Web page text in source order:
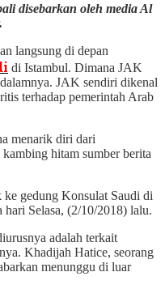
disebarkan oleh media Al
langsung di depan
di Istambul. Dimana JAK
JAK sendiri dikenal
terhadap pemerintah Arab
menarik diri dari
hitam sumber berita
gedung Konsulat Saudi di
hari Selasa, (2/10/2018) lalu.
adalah terkait
Khadijah Hatice, seorang
menunggu di luar